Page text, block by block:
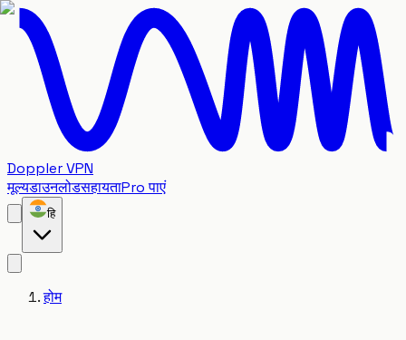
Doppler VPN
मूल्यडाउनलोडसहायताPro पाएं
हि
होम